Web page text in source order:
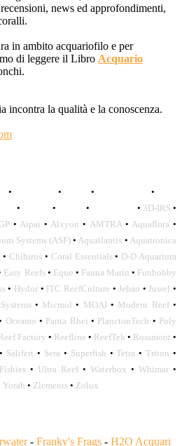
news ed approfondimenti,
in ambito acquariofilo e per
di leggere il Libro Acquario
incontra la qualità e la conoscenza.
• • • •
• • • • 3D-IRS •
• Aipai • Alxyon • AMTRA• Aquaflora •
Systems (ASF)• Aquatlantis • Aquatronica
• Chihiros • Coral Essentials• D-D Aquarium
Easy Reefs• Equo • Fauna Marin • Funhobby
• Hydor • ITC ReefCulture •Jebao •Juwel •
• Micmol • MOAI • Modern Reef•
Oceamo • Panta Rhei • PlanctonTech • Poly
Factory • Reefline • ReefTek • Rossmont •
• Salifert • Sera • Superfish •Tetra •Triton •
• Ultra Reef • Waterbox • Whimar •
Yorah • Zlements • Zolux
- Franky's Frags - H2O Acquari